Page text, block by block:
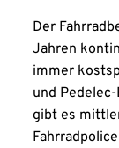
Der
Jahren
immer
und
gibt es